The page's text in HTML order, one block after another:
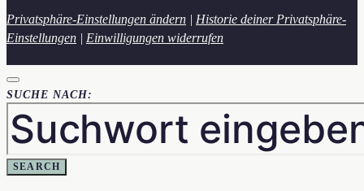
Privatsphäre-Einstellungen ändern | Historie deiner Privatsphäre-
Einstellungen | Einwilligungen widerrufen
SUCHE NACH:
SEARCH